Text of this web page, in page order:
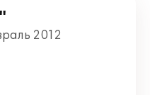
2012